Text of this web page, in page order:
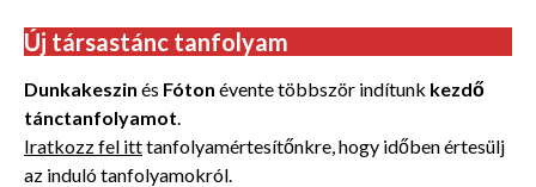
Új társastánc tanfolyam
Dunkakeszin és Fóton évente többször indítunk kezdő
tánctanfolyamot
Iratkozz fel itttanfolyamértesítőnkre, hogy időben értesülj
az induló tanfolyamokról.